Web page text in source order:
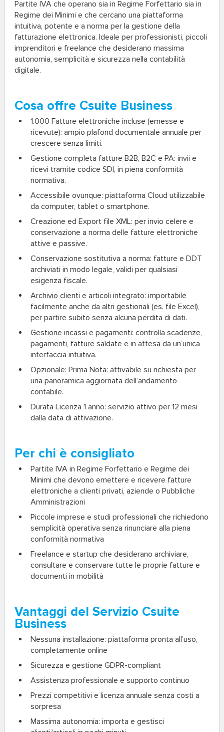
Partite IVA che operano sia in Regime Forfettario sia in
Regime dei Minimi e che cercano una piattaforma
intuitiva, potente e a norma per la gestione della
fatturazione elettronica. Ideale per professionisti, piccoli
imprenditori e freelance che desiderano massima
autonomia, semplicità e sicurezza nella contabilità
digitale.
Cosa offre Csuite Business
1.000 Fatture elettroniche incluse (emesse e
ricevute): ampio plafond documentale annuale per
crescere senza limiti.
Gestione completa fatture B2B, B2C e PA: invii e
ricevi tramite codice SDI, in piena conformità
normativa.
Accessibile ovunque: piattaforma Cloud utilizzabile
da computer, tablet o smartphone.
Creazione ed Export file XML: per invio celere e
conservazione a norma delle fatture elettroniche
attive e passive.
Conservazione sostitutiva a norma: fatture e DDT
archiviati in modo legale, validi per qualsiasi
esigenza fiscale.
Archivio clienti e articoli integrato: importabile
facilmente anche da altri gestionali (es. file Excel),
per partire subito senza alcuna perdita di dati.
Gestione incassi e pagamenti: controlla scadenze,
pagamenti, fatture saldate e in attesa da un’unica
interfaccia intuitiva.
Opzionale: Prima Nota: attivabile su richiesta per
una panoramica aggiornata dell’andamento
contabile.
Durata Licenza 1 anno: servizio attivo per 12 mesi
dalla data di attivazione.
Per chi è consigliato
Partite IVA in Regime Forfettario e Regime dei
Minimi che devono emettere e ricevere fatture
elettroniche a clienti privati, aziende o Pubbliche
Amministrazioni
Piccole imprese e studi professionali che richiedono
semplicità operativa senza rinunciare alla piena
conformità normativa
Freelance e startup che desiderano archiviare,
consultare e conservare tutte le proprie fatture e
documenti in mobilità
Vantaggi del Servizio Csuite
Business
Nessuna installazione: piattaforma pronta all’uso,
completamente online
Sicurezza e gestione GDPR-compliant
Assistenza professionale e supporto continuo
Prezzi competitivi e licenza annuale senza costi a
sorpresa
Massima autonomia: importa e gestisci